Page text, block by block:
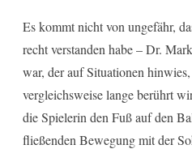
Es kommt nicht von ungefähr,
recht verstanden habe – Dr.
war, der auf Situationen
vergleichsweise lange berührt
die Spielerin den Fuß auf den
fließenden Bewegung mit der